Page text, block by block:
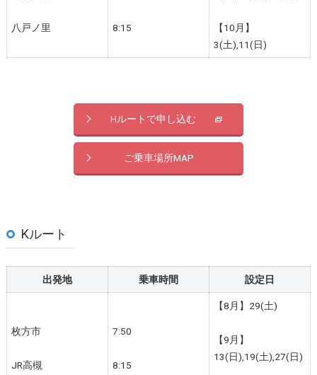
八戸ノ里 8:15
【10月】
3(土),11(日)
Hルートで申し込む
ご乗車場所MAP
Kルート
出発地 乗車時間 設定日
枚方市
JR高槻
7:50
8:15
【8月】29(土)
【9月】
13(日),19(土),27(日)